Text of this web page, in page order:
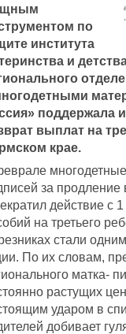
по
института
и
поддержала
выплат на
крае.
за продление
действие с
на третьего
стали
По их словам,
матка-
растущих
ударом в
добивает